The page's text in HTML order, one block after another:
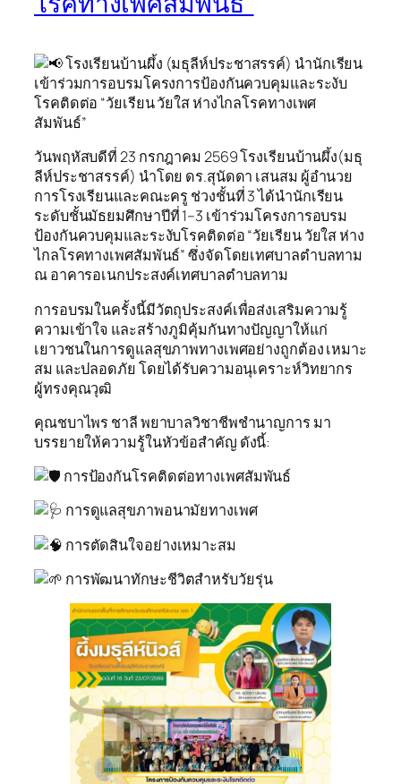
โรงเรียนบ้านผึ้ง (มธุลีห์ประชาสรรค์) นำนักเรียน
เข้าร่วมการอบรมโครงการป้องกันควบคุมและระงับ
โรคติดต่อ “วัยเรียน วัยใส ห่างไกลโรคทางเพศ
สัมพันธ์”
วันพฤหัสบดีที่ 23 กรกฎาคม 2569 โรงเรียนบ้านผึ้ง(มธุ
ลีห์ประชาสรรค์) นำโดย ดร.สุนัดดา เสนสม ผู้อำนวย
การโรงเรียนและคณะครู ช่วงชั้นที่ 3 ได้นำนักเรียน
ระดับชั้นมัธยมศึกษาปีที่ 1–3 เข้าร่วมโครงการอบรม
ป้องกันควบคุมและระงับโรคติดต่อ “วัยเรียน วัยใส ห่าง
ไกลโรคทางเพศสัมพันธ์” ซึ่งจัดโดยเทศบาลตำบลทาม
ณ อาคารอเนกประสงค์เทศบาลตำบลทาม
การอบรมในครั้งนี้มีวัตถุประสงค์เพื่อส่งเสริมความรู้
ความเข้าใจ และสร้างภูมิคุ้มกันทางปัญญาให้แก่
เยาวชนในการดูแลสุขภาพทางเพศอย่างถูกต้อง เหมาะ
สม และปลอดภัย โดยได้รับความอนุเคราะห์วิทยากร
ผู้ทรงคุณวุฒิ
คุณชบาไพร ชาลี พยาบาลวิชาชีพชำนาญการ มา
บรรยายให้ความรู้ในหัวข้อสำคัญ ดังนี้:
การป้องกันโรคติดต่อทางเพศสัมพันธ์
การดูแลสุขภาพอนามัยทางเพศ
การตัดสินใจอย่างเหมาะสม
การพัฒนาทักษะชีวิตสำหรับวัยรุ่น